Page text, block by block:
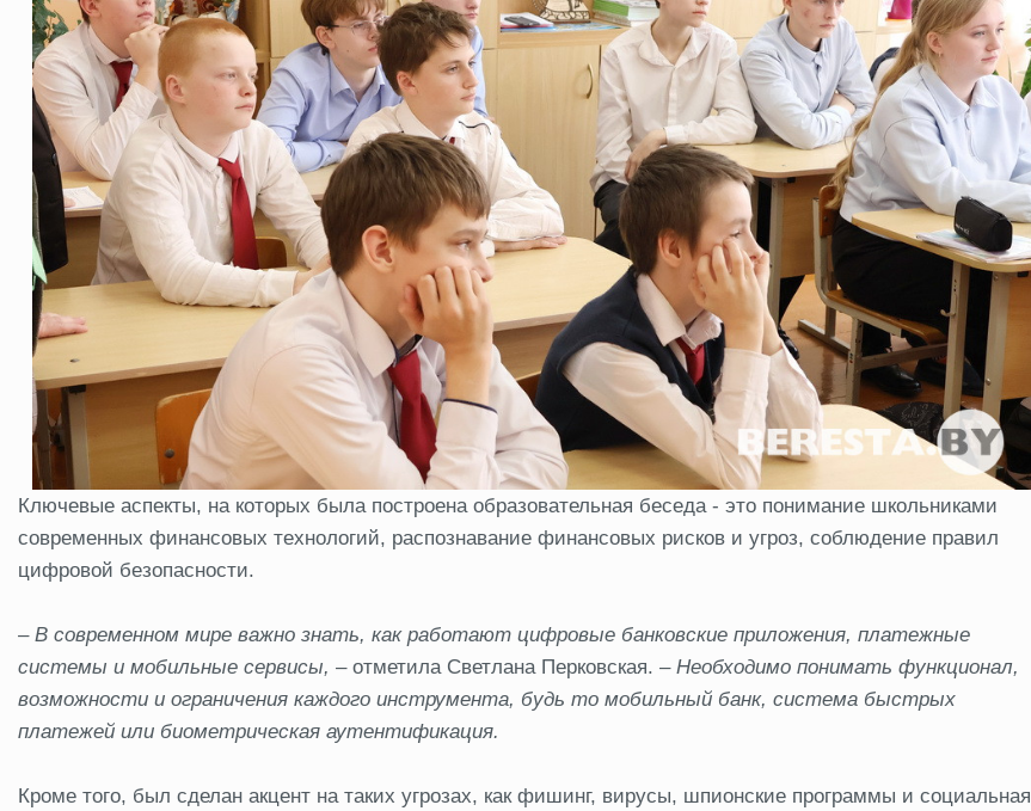
Ключевые аспекты, на которых была построена образовательная беседа - это понимание школьниками
современных финансовых технологий, распознавание финансовых рисков и угроз, соблюдение правил
цифровой безопасности.
– В современном мире важно знать, как работают цифровые банковские приложения, платежные
системы и мобильные сервисы, – отметила Светлана Перковская. – Необходимо понимать функционал,
возможности и ограничения каждого инструмента, будь то мобильный банк, система быстрых
платежей или биометрическая аутентификация.
Кроме того, был сделан акцент на таких угрозах, как фишинг, вирусы, шпионские программы и социальная